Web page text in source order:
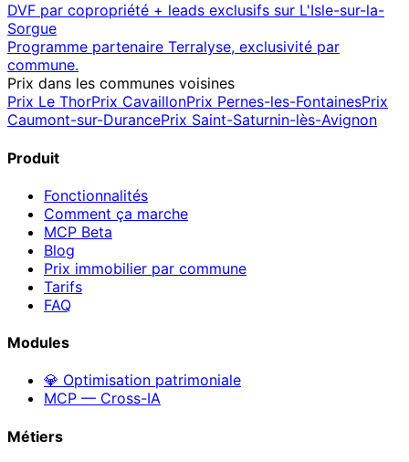
DVF par copropriété + leads exclusifs sur L'Isle-sur-la-
Sorgue
Programme partenaire Terralyse, exclusivité par
commune.
Prix dans les communes voisines
Prix Le ThorPrix CavaillonPrix Pernes-les-FontainesPrix
Caumont-sur-DurancePrix Saint-Saturnin-lès-Avignon
Produit
Fonctionnalités
Comment ça marche
MCP Beta
Blog
Prix immobilier par commune
Tarifs
FAQ
Modules
💎 Optimisation patrimoniale
MCP — Cross-IA
Métiers